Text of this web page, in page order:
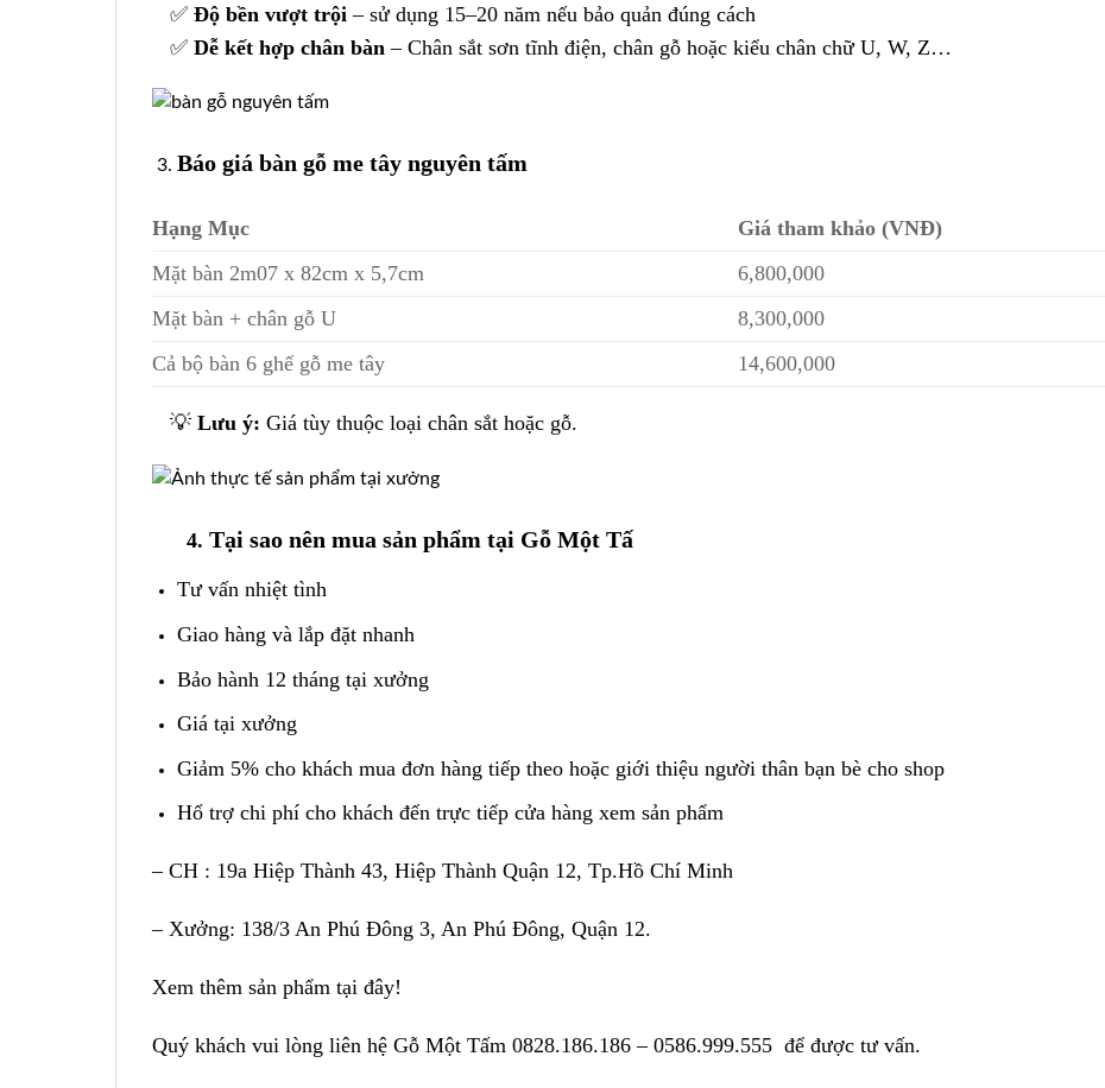
✅ Độ bền vượt trội – sử dụng 15–20 năm nếu bảo quản đúng cách
✅ Dễ kết hợp chân bàn – Chân sắt sơn tĩnh điện, chân gỗ hoặc kiểu chân chữ U, W, Z…
Báo giá bàn gỗ me tây nguyên tấm
Hạng Mục
Giá tham khảo (VNĐ)
Mặt bàn 2m07 x 82cm x 5,7cm
6,800,000
Mặt bàn + chân gỗ U
8,300,000
Cả bộ bàn 6 ghế gỗ me tây
14,600,000
💡 Lưu ý: Giá tùy thuộc loại chân sắt hoặc gỗ.
4. Tại sao nên mua sản phẩm tại Gỗ Một Tấ
Tư vấn nhiệt tình
Giao hàng và lắp đặt nhanh
Bảo hành 12 tháng tại xưởng
Giá tại xưởng
Giảm 5% cho khách mua đơn hàng tiếp theo hoặc giới thiệu người thân bạn bè cho shop
Hổ trợ chi phí cho khách đến trực tiếp cửa hàng xem sản phẩm
– CH : 19a Hiệp Thành 43, Hiệp Thành Quận 12, Tp.Hồ Chí Minh
– Xưởng: 138/3 An Phú Đông 3, An Phú Đông, Quận 12.
Xem thêm sản phẩm tại đây!
Quý khách vui lòng liên hệ Gỗ Một Tấm 0828.186.186 – 0586.999.555 để được tư vấn.